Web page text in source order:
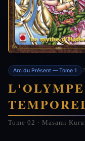
Arc du Présent — Tome 1
Tome 02 · Masami